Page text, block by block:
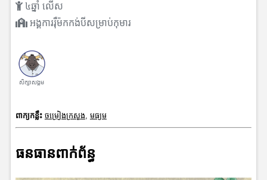
៤ឆ្នាំ លើស
អង្គការរ៉ឺម៉កកង់បីសម្រាប់កុមារ
សិក្សាសង្គម
ពាក្យកន្លឹះ ចម្រៀងក្រសួង មធ្យម
ធនធានពាក់ព័ន្ធ